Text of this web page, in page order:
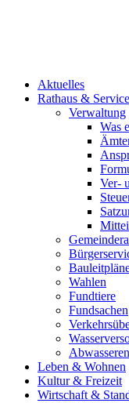
Aktuelles
Rathaus & Service
Verwaltung
Was
Ver-
Wahlen
Fundtiere
Fundsachen
Leben & Wohnen
Kultur & Freizeit
Wirtschaft &